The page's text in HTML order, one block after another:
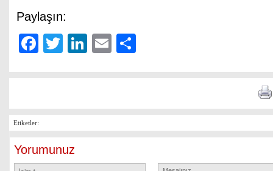
Paylaşın:
Facebook
TwitterLinkedIn
Email
Etiketler:
Yorumunuz